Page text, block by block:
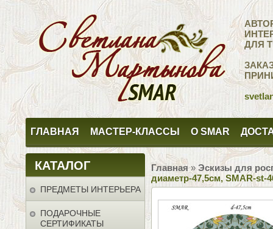
ДЛЯ
ГЛАВНАЯ МАСТЕР-КЛАССЫ О SMAR
КАТАЛОГ
ПРЕДМЕТЫ ИНТЕРЬЕРА
ПОДАРОЧНЫЕ
СЕРТИФИКАТЫ
Главная» Эскизы для
диаметр-47,5см, SMAR-st-